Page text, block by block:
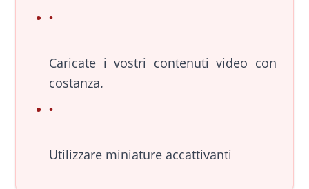
Caricate i vostri contenuti video con
costanza.
Utilizzare miniature accattivanti